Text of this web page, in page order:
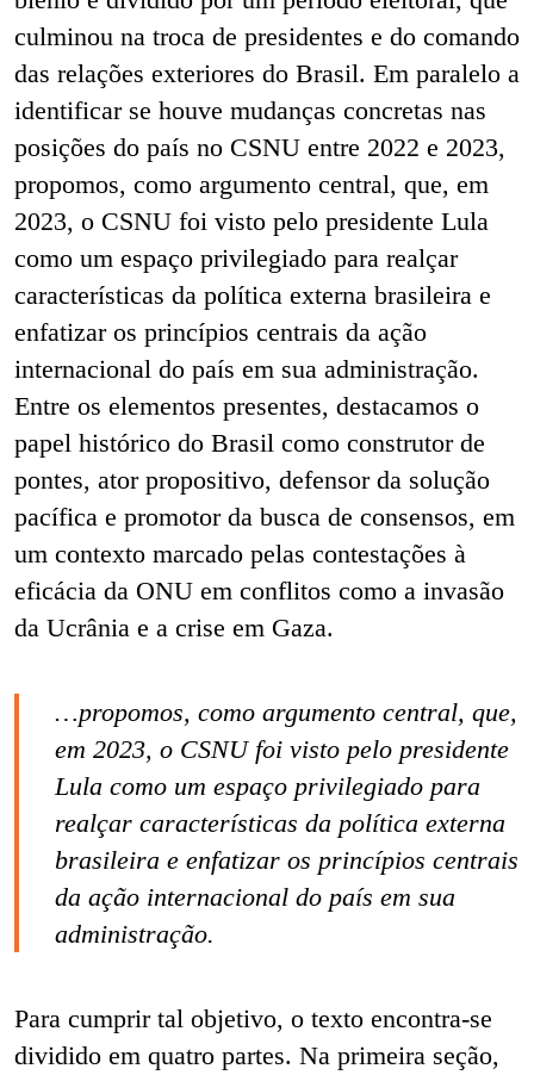
culminou na troca de presidentes e do comando
das relações exteriores do Brasil. Em paralelo a
identificar se houve mudanças concretas nas
posições do país no CSNU entre 2022 e 2023,
propomos, como argumento central, que, em
2023, o CSNU foi visto pelo presidente Lula
como um espaço privilegiado para realçar
características da política externa brasileira e
enfatizar os princípios centrais da ação
internacional do país em sua administração.
Entre os elementos presentes, destacamos o
papel histórico do Brasil como construtor de
pontes, ator propositivo, defensor da solução
pacífica e promotor da busca de consensos, em
um contexto marcado pelas contestações à
eficácia da ONU em conflitos como a invasão
da Ucrânia e a crise em Gaza.
…propomos, como argumento central, que,
em 2023, o CSNU foi visto pelo presidente
Lula como um espaço privilegiado para
realçar características da política externa
brasileira e enfatizar os princípios centrais
da ação internacional do país em sua
administração.
Para cumprir tal objetivo, o texto encontra-se
dividido em quatro partes. Na primeira seção,